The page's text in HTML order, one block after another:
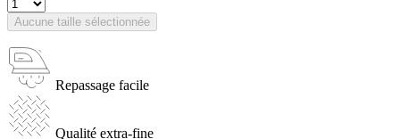
Aucune taille sélectionnée
Repassage facile
Qualité extra-fine